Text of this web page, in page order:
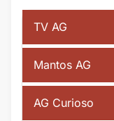
TV AG
Mantos AG
AG Curioso